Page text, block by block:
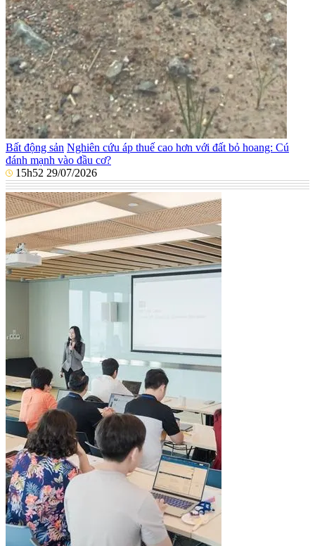
Bất động sản Nghiên cứu áp thuế cao hơn với đất bỏ hoang: Cú
đánh mạnh vào đầu cơ?
15h52 29/07/2026